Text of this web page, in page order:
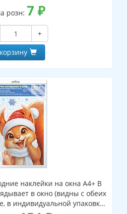
розн: 7 ₽
+
наклейки на окна А4+ В
в окно (видны с обеих
в индивидуальной упаковке,